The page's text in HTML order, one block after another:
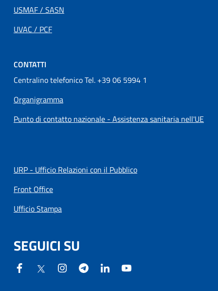
USMAF / SASN
UVAC / PCF
CONTATTI
Centralino telefonico Tel. +39 06 5994 1
Organigramma
Punto di contatto nazionale - Assistenza sanitaria nell'UE
URP - Ufficio Relazioni con il Pubblico
Front Office
Ufficio Stampa
SEGUICI SU